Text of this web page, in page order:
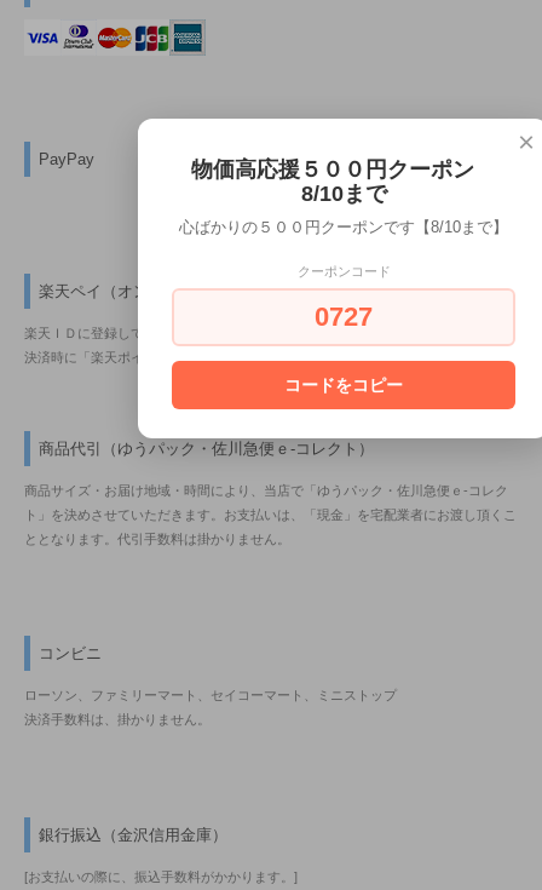
PayPay
楽天ペイ（オンライン決済）
楽天ＩＤに登録しているクレジットカード情報を利用して、簡単に決済できます。
決済時に「楽天ポイントの獲得及び利用」が出来ます。
商品代引（ゆうパック・佐川急便ｅ-コレクト）
商品サイズ・お届け地域・時間により、当店で「ゆうパック・佐川急便ｅ-コレク
ト」を決めさせていただきます。お支払いは、「現金」を宅配業者にお渡し頂くこ
ととなります。代引手数料は掛かりません。
コンビニ
ローソン、ファミリーマート、セイコーマート、ミニストップ
決済手数料は、掛かりません。
銀行振込（金沢信用金庫）
[お支払いの際に、振込手数料がかかります。]
×
物価高応援５００円クーポン
8/10まで
心ばかりの５００円クーポンです【8/10まで】
クーポンコード
0727
コードをコピー